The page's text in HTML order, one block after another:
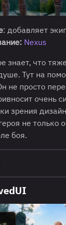
: добавляет
Nexus
знает, что
Тут на
не просто
очень
зрения
не только
боя.